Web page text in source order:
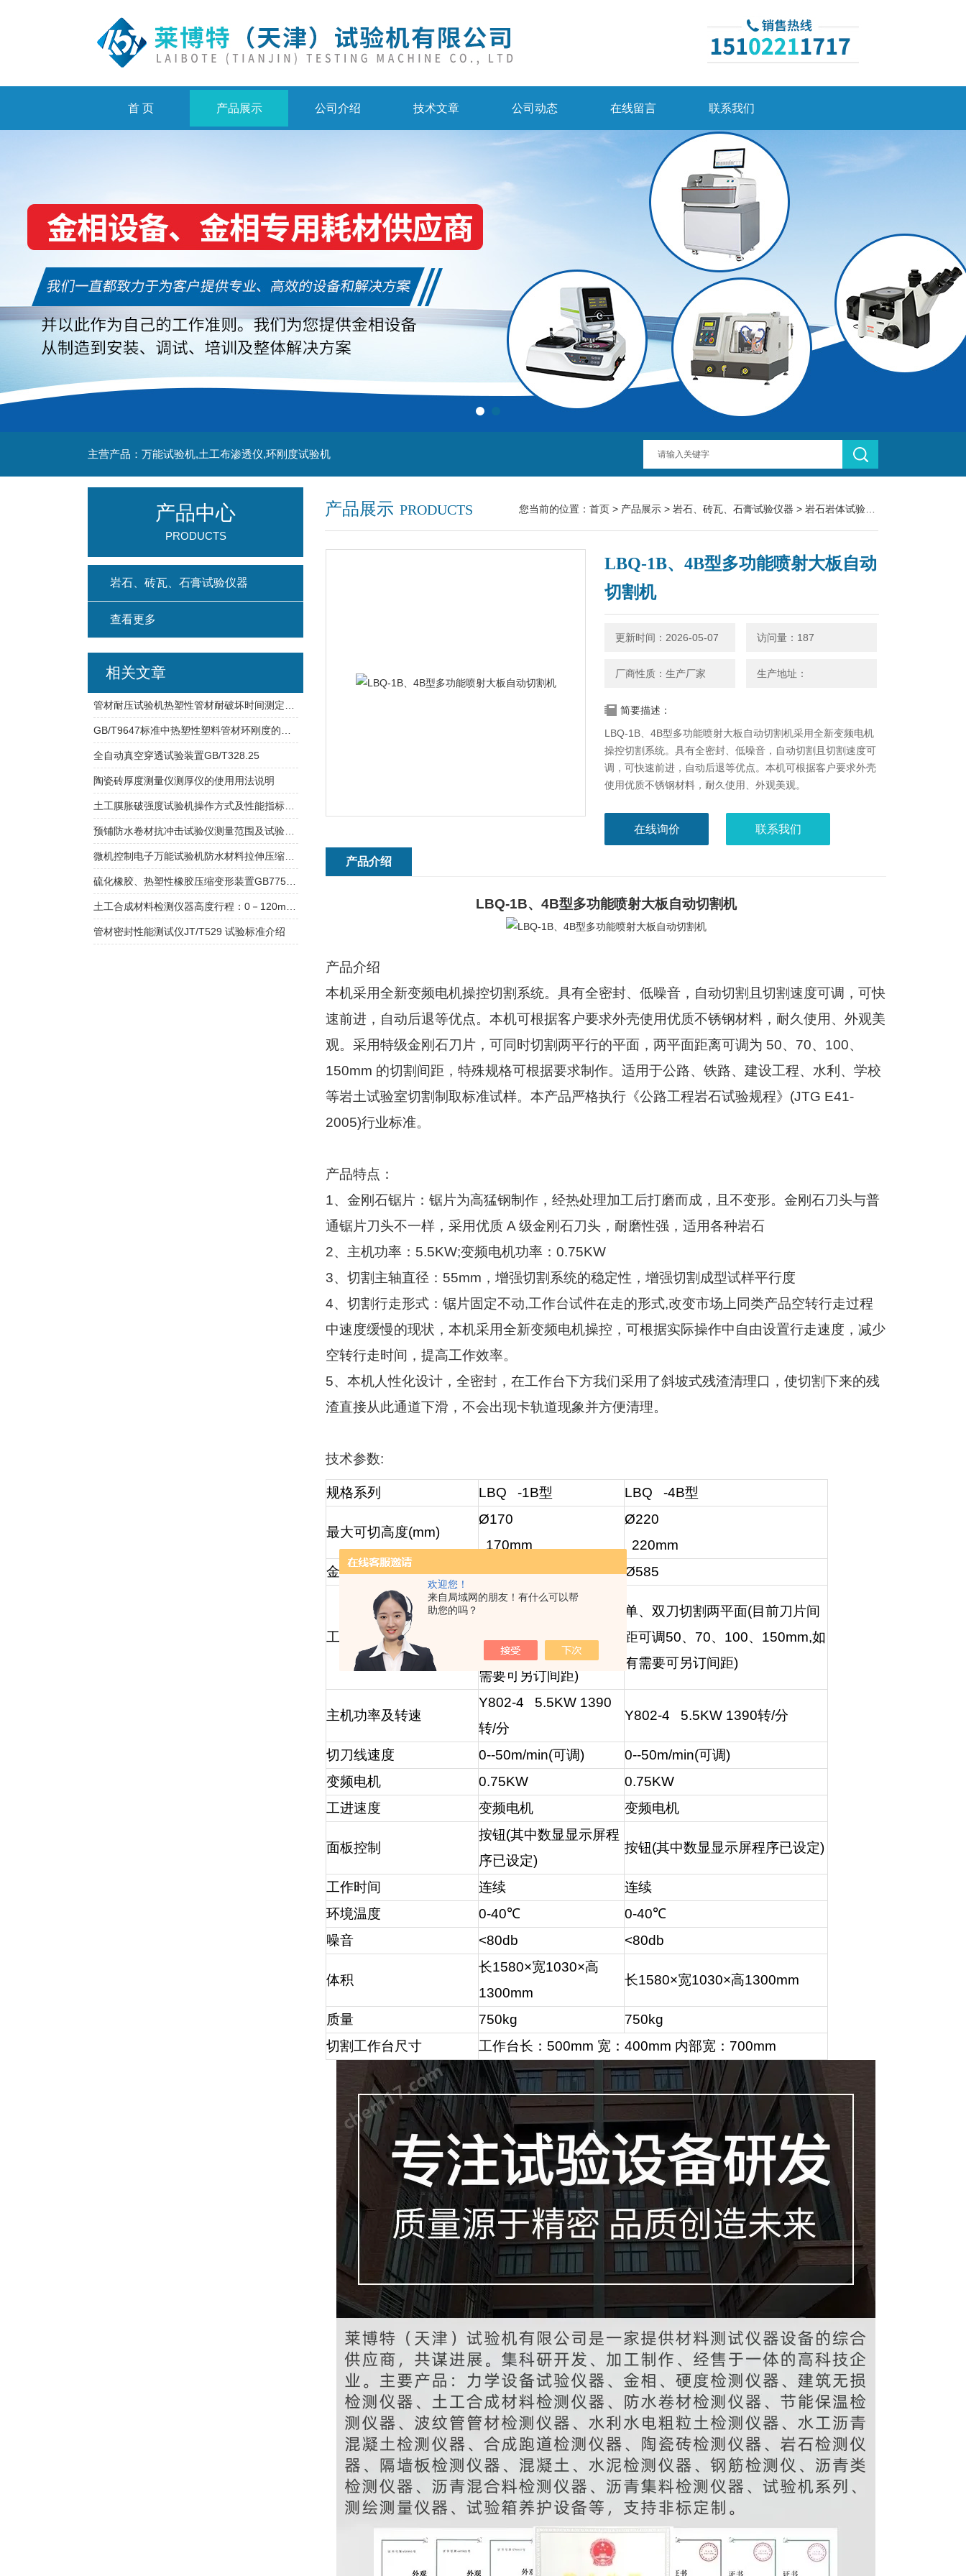
欢迎您！
来自局域网的朋友！有什么可以帮
助您的吗？
首 页 产品展示 公司介绍 技术文章 公司动态 在线留言 联系我们
主营产品：万能试验机,土工布渗透仪,环刚度试验机
产品展示 PRODUCTS 您当前的位置： 首页 > 产品展示 > 岩石、砖瓦、石膏试验仪器 > 岩石岩体试验仪器
LBQ-1B、4B型多功能喷射大板自动
切割机
更新时间：2026-05-07 访问量：187
厂商性质：生产厂家 生产地址：
简要描述：
LBQ-1B、4B型多功能喷射大板自动切割机采用全新变频电机
操控切割系统。具有全密封、低噪音，自动切割且切割速度可
调，可快速前进，自动后退等优点。本机可根据客户要求外壳
使用优质不锈钢材料，耐久使用、外观美观。
在线询价 联系我们
产品介绍
LBQ-1B、4B型多功能喷射大板自动切割机
产品介绍
本机采用全新变频电机操控切割系统。具有全密封、低噪音，自动切割且切割速度可调，可快
速前进，自动后退等优点。本机可根据客户要求外壳使用优质不锈钢材料，耐久使用、外观美
观。采用特级金刚石刀片，可同时切割两平行的平面，两平面距离可调为 50、 70、 100、
150mm 的切割间距，特殊规格可根据要求制作。适用于公路、铁路、建设工程、水利、学校
等岩土试验室切割制取标准试样。本产品严格执行《公路工程岩石试验规程》 (JTG E41-
2005)行业标准。
产品特点：
1、金刚石锯片：锯片为高猛钢制作，经热处理加工后打磨而成，且不变形。金刚石刀头与普
通锯片刀头不一样，采用优质 A 级金刚石刀头，耐磨性强，适用各种岩石
2、主机功率： 5.5KW;变频电机功率： 0.75KW
3、切割主轴直径： 55mm ，增强切割系统的稳定性，增强切割成型试样平行度
4、切割行走形式：锯片固定不动,工作台试件在走的形式,改变市场上同类产品空转行走过程
中速度缓慢的现状，本机采用全新变频电机操控，可根据实际操作中自由设置行走速度，减少
空转行走时间，提高工作效率。
5、本机人性化设计，全密封，在工作台下方我们采用了斜坡式残渣清理口，使切割下来的残
渣直接从此通道下滑，不会出现卡轨道现象并方便清理。
技术参数:
规格系列 LBQ -1B型 LBQ -4B型
最大可切高度(mm)
Ø170
170mm
Ø220
220mm
金刚石切刀(mm) Ø485 Ø585
工作形式
单、双刀切割两平面
、100 150mm,
需要可另订间距)
单、双刀切割两平面(目前刀片间
距可调50、 70、 100、 150mm,如
有需要可另订间距)
主机功率及转速
Y802-4 5.5KW 1390
转/分
Y802-4 5.5KW 1390转/分
切刀线速度 0--50m/min(可调) 0--50m/min(可调)
变频电机
0.75KW
0.75KW
工进速度
变频电机 变频电机
面板控制
按钮(其中数显显示屏程
序已设定)
按钮(其中数显显示屏程序已设定)
工作时间 连续
连续
环境温度
0-40℃
0-40℃
噪音
<80db <80db
体积
长1580×宽1030×高
1300mm
长1580×宽1030×高1300mm
质量 750kg
750kg
切割工作台尺寸
工作台长： 500mm 宽： 400mm 内部宽： 700mm
产品中心
PRODUCTS
岩石、砖瓦、石膏试验仪器
查看更多
相关文章
全自动真空穿透试验装置GB/T328.25
陶瓷砖厚度测量仪测厚仪的使用用法说明
土工膜胀破强度试验机操作方式及性能指标介绍
预铺防水卷材抗冲击试验仪测量范围及试验用途
微机控制电子万能试验机防水材料拉伸压缩性能试验
硫化橡胶、热塑性橡胶压缩变形装置GB7759方法
管材密封性能测试仪JT/T529 试验标准介绍